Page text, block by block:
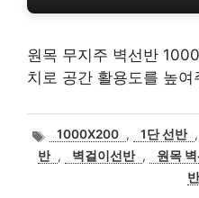
원목 무지주 벽선반
치로 공간 활용도를 높
태
그
1000X200 , 1단 선반 ,
반 , 벽걸이선반 , 원목
반